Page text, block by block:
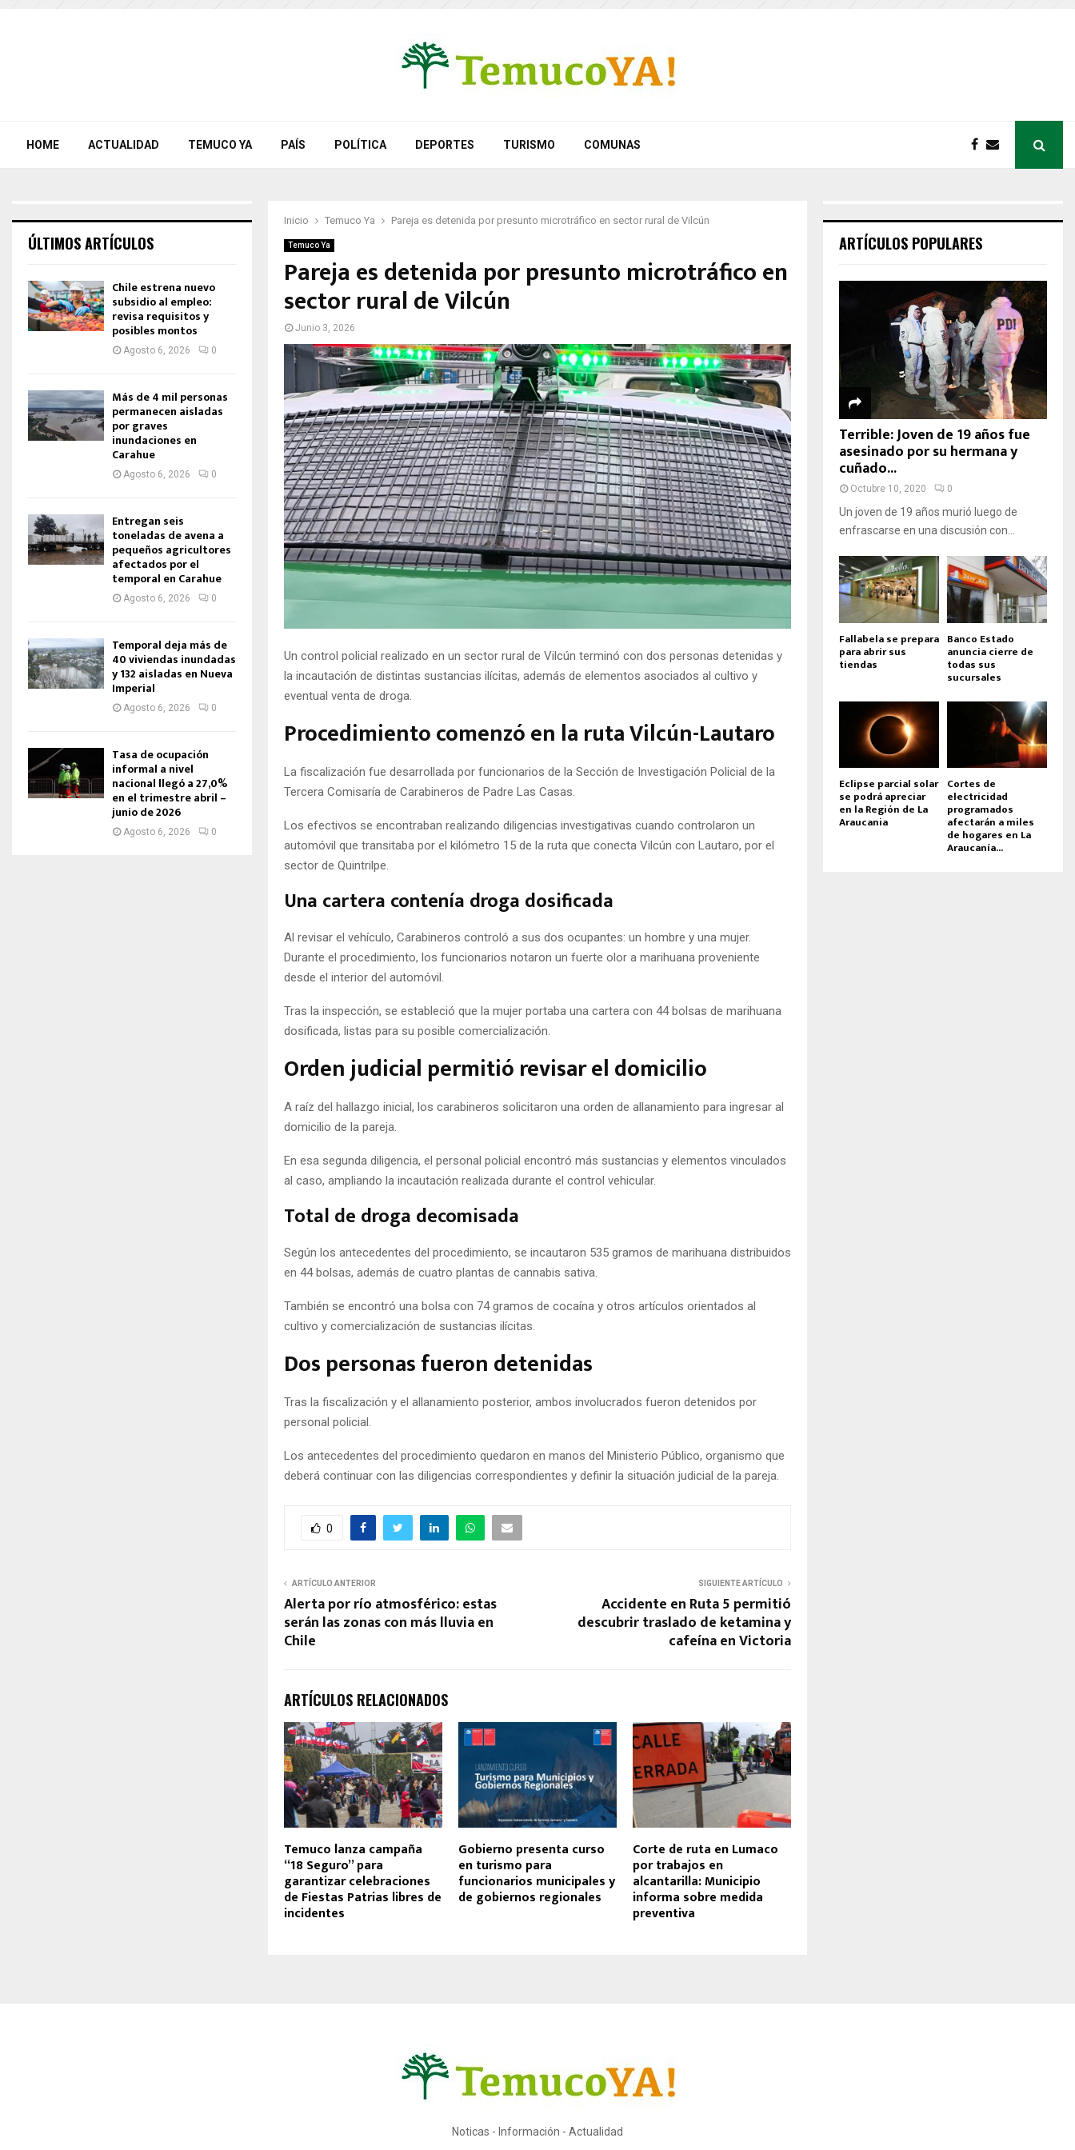
HOME ACTUALIDAD TEMUCO YA PAÍS POLÍTICA DEPORTES TURISMO COMUNAS
Inicio Temuco Ya Pareja es detenida por presunto microtráfico en sector rural de Vilcún
Temuco Ya
Pareja es detenida por presunto microtráfico en
sector rural de Vilcún
Junio 3, 2026
Un control policial realizado en un sector rural de Vilcún terminó con dos personas detenidas y
la incautación de distintas sustancias ilícitas, además de elementos asociados al cultivo y
eventual venta de droga.
Procedimiento comenzó en la ruta Vilcún-Lautaro
La fiscalización fue desarrollada por funcionarios de la Sección de Investigación Policial de la
Tercera Comisaría de Carabineros de Padre Las Casas.
Los efectivos se encontraban realizando diligencias investigativas cuando controlaron un
automóvil que transitaba por el kilómetro 15 de la ruta que conecta Vilcún con Lautaro, por el
sector de Quintrilpe.
Una cartera contenía droga dosificada
Al revisar el vehículo, Carabineros controló a sus dos ocupantes: un hombre y una mujer.
Durante el procedimiento, los funcionarios notaron un fuerte olor a marihuana proveniente
desde el interior del automóvil.
Tras la inspección, se estableció que la mujer portaba una cartera con 44 bolsas de marihuana
dosificada, listas para su posible comercialización.
Orden judicial permitió revisar el domicilio
A raíz del hallazgo inicial, los carabineros solicitaron una orden de allanamiento para ingresar al
domicilio de la pareja.
En esa segunda diligencia, el personal policial encontró más sustancias y elementos vinculados
al caso, ampliando la incautación realizada durante el control vehicular.
Total de droga decomisada
Según los antecedentes del procedimiento, se incautaron 535 gramos de marihuana distribuidos
en 44 bolsas, además de cuatro plantas de cannabis sativa.
También se encontró una bolsa con 74 gramos de cocaína y otros artículos orientados al
cultivo y comercialización de sustancias ilícitas.
Dos personas fueron detenidas
Tras la fiscalización y el allanamiento posterior, ambos involucrados fueron detenidos por
personal policial.
Los antecedentes del procedimiento quedaron en manos del Ministerio Público, organismo que
deberá continuar con las diligencias correspondientes y definir la situación judicial de la pareja.
0
ARTÍCULO ANTERIOR
Alerta por río atmosférico: estas
serán las zonas con más lluvia en
Chile
SIGUIENTE ARTÍCULO
Accidente en Ruta 5 permitió
descubrir traslado de ketamina y
cafeína en Victoria
ARTÍCULOS RELACIONADOS
Temuco lanza campaña
“18 Seguro” para
garantizar celebraciones
de Fiestas Patrias libres de
incidentes
Gobierno presenta curso
en turismo para
funcionarios municipales y
de gobiernos regionales
Corte de ruta en Lumaco
por trabajos en
alcantarilla: Municipio
informa sobre medida
preventiva
ÚLTIMOS ARTÍCULOS
Chile estrena nuevo
subsidio al empleo:
revisa requisitos y
posibles montos
Agosto 6, 2026 0
Más de 4 mil personas
permanecen aisladas
por graves
inundaciones en
Carahue
Agosto 6, 2026 0
Entregan seis
toneladas de avena a
pequeños agricultores
afectados por el
temporal en Carahue
Agosto 6, 2026 0
Temporal deja más de
40 viviendas inundadas
y 132 aisladas en Nueva
Imperial
Agosto 6, 2026 0
Tasa de ocupación
informal a nivel
nacional llegó a 27,0%
en el trimestre abril –
junio de 2026
Agosto 6, 2026 0
ARTÍCULOS POPULARES
Terrible: Joven de 19 años fue
asesinado por su hermana y
cuñado...
Octubre 10, 2020 0
Un joven de 19 años murió luego de
enfrascarse en una discusión con...
Fallabela se prepara
para abrir sus
tiendas
Banco Estado
anuncia cierre de
todas sus
sucursales
Eclipse parcial solar
se podrá apreciar
en la Región de La
Araucania
Cortes de
electricidad
programados
afectarán a miles
de hogares en La
Araucanía...
Noticas - Información - Actualidad